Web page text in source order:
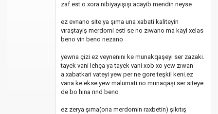
zaf est o xora nibiyayışışı acayib mendin neyse
ez evnano site ya şıma una xabati kaliteyin
vıraştayiş merdomi esti se no zıwano ma kayi xelas
beno vin beno nezano
yewna çizi ez veynenını ke munakqaşeyi ser zazaki.
tayek vani lehça ya tayek vani xob xo yew zıwan
a.xabatkari vateyi yew per ne gore teşkil keni.ez
vana ke ekse yew malumati no munaqaşi ser siteye
de bo hına rınd beno
ez zerya şıma(ona merdomin raxbetin) şikıtış